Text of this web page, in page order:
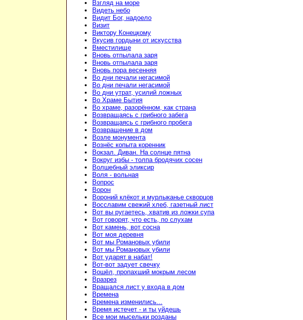
Взгляд на море
Видеть небо
Видит Бог, надоело
Визит
Виктору Конецкому
Вкусив гордыни от искусства
Вместилище
Вновь отпылала заря
Вновь отпылала заря
Вновь пора весенняя
Во дни печали негасимой
Во дни печали негасимой
Во дни утрат, усилий ложных
Во Храме Бытия
Во храме, разорённом, как страна
Возвращаясь с грибного забега
Возвращаясь с грибного пробега
Возвращение в дом
Возле монумента
Вознёс копыта коренник
Вокзал. Диван. На солнце пятна
Вокруг избы - толпа бродячих сосен
Волшебный эликсир
Воля - вольная
Вопрос
Ворон
Вороний клёкот и мурлыканье скворцов
Восславим свежий хлеб, газетный лист
Вот вы ругаетесь, хватив из ложки супа
Вот говорят, что есть, по слухам
Вот камень, вот сосна
Вот моя деревня
Вот мы Романовых убили
Вот мы Романовых убили
Вот ударят в набат!
Вот-вот задует свечку
Вошёл, пропахший мокрым лесом
Вразрез
Вращался лист у входа в дом
Времена
Времена изменились...
Время истечет - и ты уйдешь
Все мои мысельки розданы